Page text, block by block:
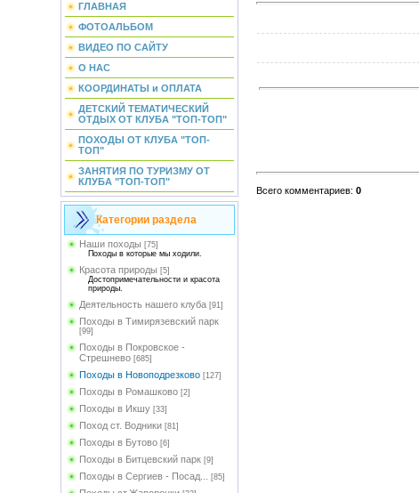
ГЛАВНАЯ
ФОТОАЛЬБОМ
ВИДЕО ПО САЙТУ
О НАС
КООРДИНАТЫ и ОПЛАТА
ДЕТСКИЙ ТЕМАТИЧЕСКИЙ
ОТДЫХ ОТ КЛУБА "ТОП-ТОП"
ПОХОДЫ ОТ КЛУБА "ТОП-
ТОП"
ЗАНЯТИЯ ПО ТУРИЗМУ ОТ
КЛУБА "ТОП-ТОП"
Категории раздела
Наши походы [75]
Походы в которые мы ходили.
Красота природы [5]
Достопримечательности и красота
природы.
Деятельность нашего клуба [91]
Походы в Тимирязевский парк
[99]
Походы в Покровское -
Стрешнево [685]
Походы в Новоподрезково [127]
Походы в Ромашково [2]
Походы в Икшу [33]
Поход ст. Водники [81]
Походы в Бутово [6]
Походы в Битцевский парк [9]
Походы в Сергиев - Посад... [85]
Всего комментариев: 0